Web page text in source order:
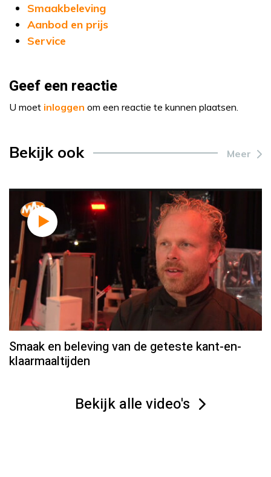
Smaakbeleving
Aanbod en prijs
Service
Geef een reactie
U moet inloggen om een reactie te kunnen plaatsen.
Bekijk ook Meer
Smaak en beleving van de geteste kant-en-
klaarmaaltijden
Bekijk alle video's